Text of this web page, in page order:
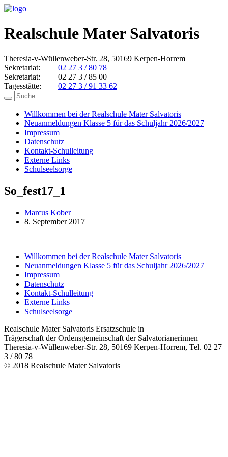
Realschule Mater Salvatoris
Theresia-v-Wüllenweber-Str. 28, 50169 Kerpen-Horrem
Sekretariat:
02 27 3 / 80 78
Sekretariat:
02 27 3 / 85 00
Tagesstätte:
02 27 3 / 91 33 62
Willkommen bei der Realschule Mater Salvatoris
Neuanmeldungen Klasse 5 für das Schuljahr 2026/2027
Impressum
Datenschutz
Kontakt-Schulleitung
Externe Links
Schulseelsorge
So_fest17_1
Marcus Kober
8. September 2017
Willkommen bei der Realschule Mater Salvatoris
Neuanmeldungen Klasse 5 für das Schuljahr 2026/2027
Impressum
Datenschutz
Kontakt-Schulleitung
Externe Links
Schulseelsorge
Realschule Mater Salvatoris Ersatzschule in
Trägerschaft der Ordensgemeinschaft der Salvatorianerinnen
Theresia-v-Wüllenweber-Str. 28, 50169 Kerpen-Horrem, Tel. 02 27
3 / 80 78
© 2018 Realschule Mater Salvatoris